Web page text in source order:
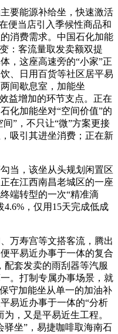
能源补给坐，快速激活
便当店引入季候性商品和
消费需求。中国石化加能
：客流量取发卖额双提
，这座高速旁的“小家”正
、日用百货等社区居平易
间歇息室，加能坐
益增加的环节支点。正在
化加能坐对“空间价值”的
”，不只让“微”方案更接
吸引其进坐消费；正在新
，该坐从头规划闲置区
在江西南昌老城区的一座
端转型的一次“精准滴
，仅用15天完成低成
寿宫等文搭客流，腾出
平易近办事于一体的复合
配套发卖的雨刮器等汽服
。打制专属办事场景，就
守加能坐从单一的加油补
易近办事于一体的“分析
，又是平易近生工程。
驿坐”，易捷咖啡取海南石